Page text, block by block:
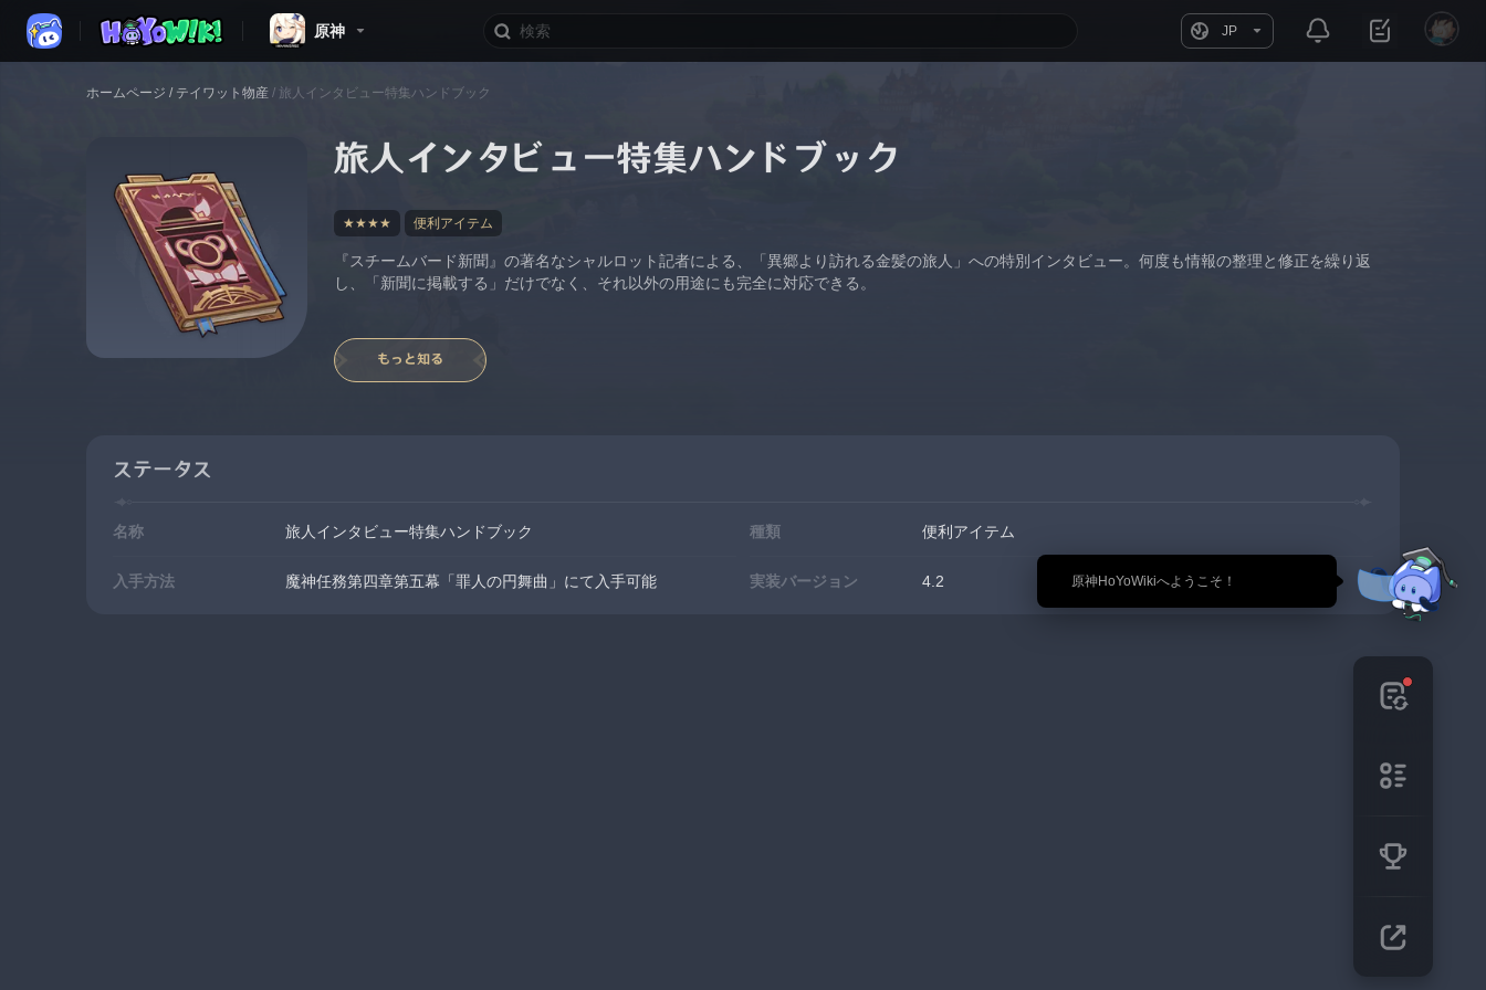
原神 JP
🎉 原神HoYoWikiへようこそ！
ホームページ / テイワット物産 / 旅人インタビュー特集ハンドブック
旅人インタビュー特集ハンドブック
★★★★ 便利アイテム
『スチームバード新聞』の著名なシャルロット記者による、「異郷より訪れる金髪の旅人」への特別インタビュー。何度も情報の整理と修正を繰り返
し、「新聞に掲載する」だけでなく、それ以外の用途にも完全に対応できる。
もっと知る
ステータス
名称 旅人インタビュー特集ハンドブック 種類 便利アイテム
入手方法 魔神任務第四章第五幕「罪人の円舞曲」にて入手可能 実装バージョン 4.2